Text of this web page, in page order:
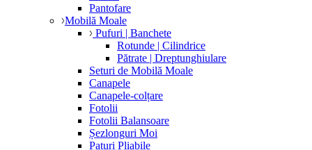
Pantofare
Mobilă Moale
Pufuri | Banchete
Rotunde | Cilindrice
Pătrate | Dreptunghiulare
Seturi de Mobilă Moale
Canapele
Canapele-colțare
Fotolii
Fotolii Balansoare
Șezlonguri Moi
Paturi Pliabile